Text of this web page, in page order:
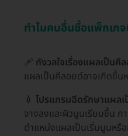
ทำไมคนอื่นซื้อแพ็กเก
🩹 กังวลใจเรื่องแผลเป็นคี
แผลเป็นคีลอยด์อาจเกิดขึ้น
💉 โปรแกรมฉีดรักษาแผล
จางลงและผิวนูนเรียบขึ้น ก
ตำแหน่งแผลเป็นเริ่มนูนหรื